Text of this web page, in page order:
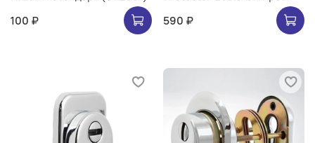
100 ₽
590 ₽